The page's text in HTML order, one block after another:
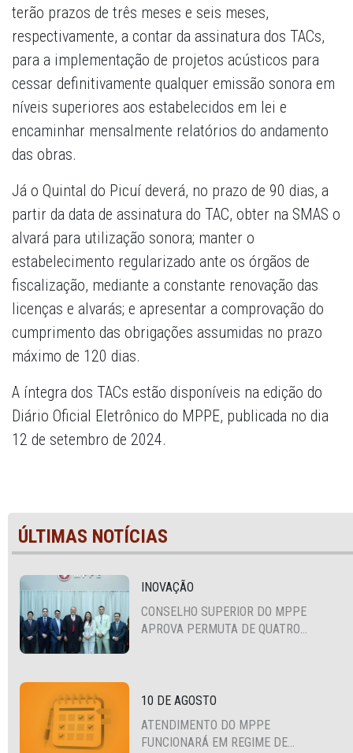
terão prazos de três meses e seis meses,
respectivamente, a contar da assinatura dos TACs,
para a implementação de projetos acústicos para
cessar definitivamente qualquer emissão sonora em
níveis superiores aos estabelecidos em lei e
encaminhar mensalmente relatórios do andamento
das obras.
Já o Quintal do Picuí deverá, no prazo de 90 dias, a
partir da data de assinatura do TAC, obter na SMAS o
alvará para utilização sonora; manter o
estabelecimento regularizado ante os órgãos de
fiscalização, mediante a constante renovação das
licenças e alvarás; e apresentar a comprovação do
cumprimento das obrigações assumidas no prazo
máximo de 120 dias.
A íntegra dos TACs estão disponíveis na edição do
Diário Oficial Eletrônico do MPPE, publicada no dia
12 de setembro de 2024.
ÚLTIMAS NOTÍCIAS
INOVAÇÃO
CONSELHO SUPERIOR DO MPPE
APROVA PERMUTA DE QUATRO
10 DE AGOSTO
ATENDIMENTO DO MPPE
FUNCIONARÁ EM REGIME DE